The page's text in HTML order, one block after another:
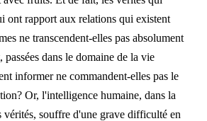
ont rapport aux relations qui existent
ne transcendent-elles pas absolument
passées dans le domaine de la vie
informer ne commandent-elles pas le
Or, l'intelligence humaine, dans la
vérités, souffre d'une grave difficulté en